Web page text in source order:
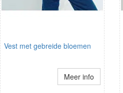
Vest met gebreide bloemen
Meer info